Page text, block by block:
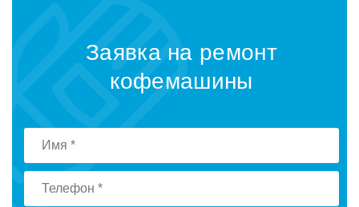
Заявка на ремонт
кофемашины